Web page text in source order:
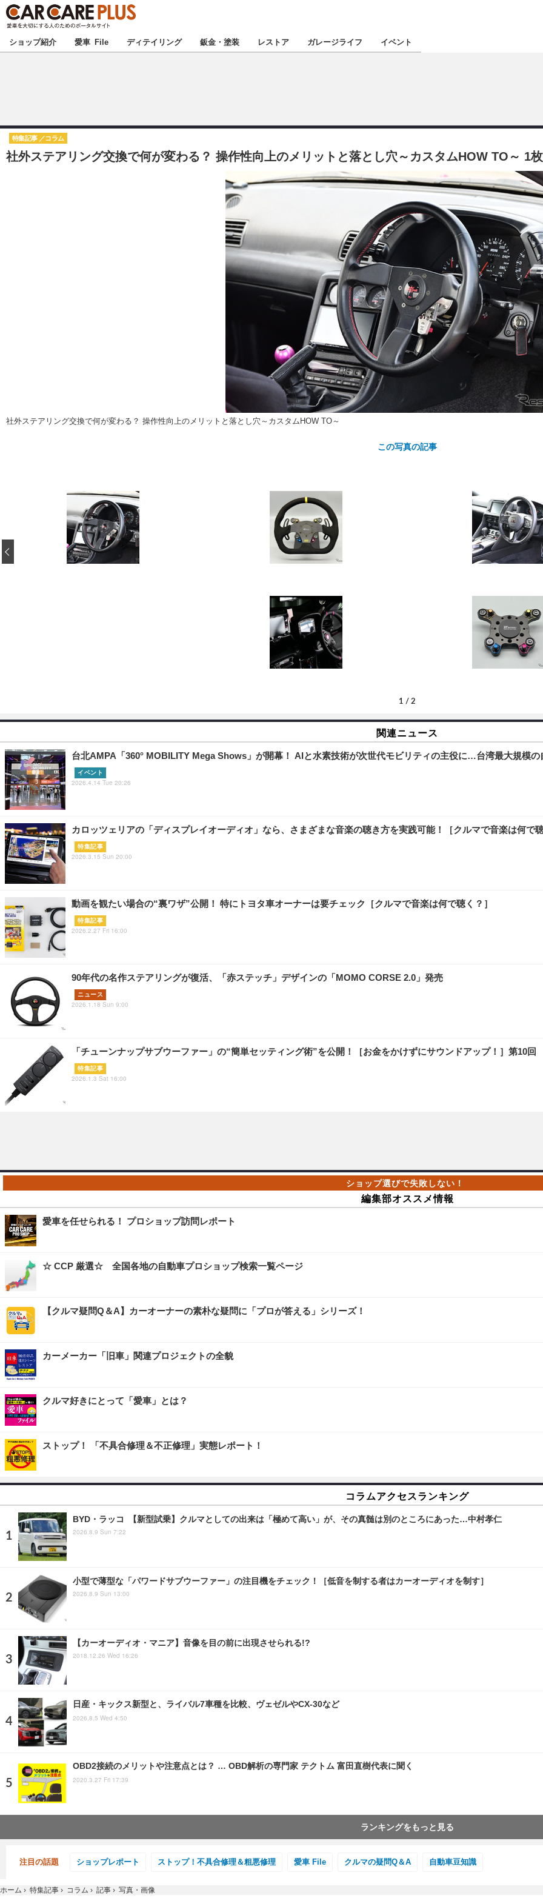
★カーケアプラス認定★厳選プロショ
甲信越 北陸
関西
四国
沖縄
フィルム・ラッピング
ストップ 不具合修理＆粗悪修理
ショップレポート
ショップ紹介 愛車 File ディテイリング 鈑金・塗装 レストア ガレージライフ イベント
社外ステアリング交換で何が変わる？ 操作性向上のメリットと落とし穴～カスタムHOW TO～ 1
特集記事 コラム
社外ステアリング交換で何が変わる？ 操作性向上のメリットと落とし穴～カスタムHOW TO～
この写真の記事
1 / 2
関連ニュース
台北AMPA「360° MOBILITY Mega Shows」が開幕！ AIと水素技術が次世代モビリティの主役に…台湾最大規模の
イベント
2026.4.14 Tue 20:26
カロッツェリアの「ディスプレイオーディオ」なら、さまざまな音楽の聴き方を実践可能！［クルマで音楽は何で
特集記事
2026.3.15 Sun 20:00
動画を観たい場合の“裏ワザ”公開！ 特にトヨタ車オーナーは要チェック［クルマで音楽は何で聴く？］
特集記事
2026.2.27 Fri 16:00
90年代の名作ステアリングが復活、「赤ステッチ」デザインの「MOMO CORSE 2.0」発売
ニュース
2026.1.18 Sun 9:00
「チューンナップサブウーファー」の“簡単セッティング術”を公開！［お金をかけずにサウンドアップ！］第10回
特集記事
2026.1.3 Sat 16:00
編集部オススメ情報
愛車を任せられる！ プロショップ訪問レポート
☆ CCP 厳選☆ 全国各地の自動車プロショップ検索一覧ページ
【クルマ疑問Q＆A】カーオーナーの素朴な疑問に「プロが答える」シリーズ！
カーメーカー「旧車」関連プロジェクトの全貌
クルマ好きにとって「愛車」とは？
ストップ！ 「不具合修理＆不正修理」実態レポート！
コラムアクセスランキング
BYD・ラッコ 【新型試乗】クルマとしての出来は「極めて高い」が、その真髄は別のところにあった…中村孝仁
2026.8.9 Sun 7:22
小型で薄型な「パワードサブウーファー」の注目機をチェック！［低音を制する者はカーオーディオを制す］
2026.8.9 Sun 13:00
【カーオーディオ・マニア】音像を目の前に出現させられる!?
2018.12.26 Wed 16:26
日産・キックス新型と、ライバル7車種を比較、ヴェゼルやCX-30など
2026.8.5 Wed 4:50
OBD2接続のメリットや注意点とは？ … OBD解析の専門家 テクトム 富田直樹代表に聞く
2020.3.27 Fri 17:39
ランキングをもっと見る
注目の話題 ショップレポート ストップ！不具合修理＆粗悪修理 愛車 File クルマの疑問Q＆A 自動車豆知識
ホーム › 特集記事 › コラム › 記事 › 写真・画像